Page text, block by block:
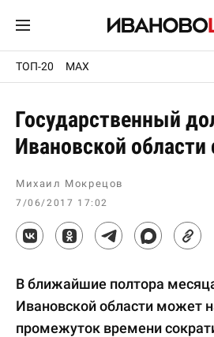
ТОП-20 MAX
Государственный
Ивановской области
Михаил Мокрецов
7/06/2017 17:02
В ближайшие полтора
Ивановской области может
промежуток времени